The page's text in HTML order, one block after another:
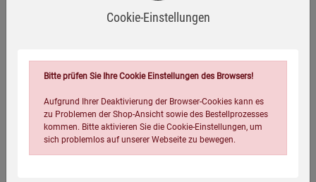
Cookie-Einstellungen
Bitte prüfen Sie Ihre Cookie Einstellungen des Browsers!
Aufgrund Ihrer Deaktivierung der Browser-Cookies kann es
zu Problemen der Shop-Ansicht sowie des Bestellprozesses
kommen. Bitte aktivieren Sie die Cookie-Einstellungen, um
sich problemlos auf unserer Webseite zu bewegen.